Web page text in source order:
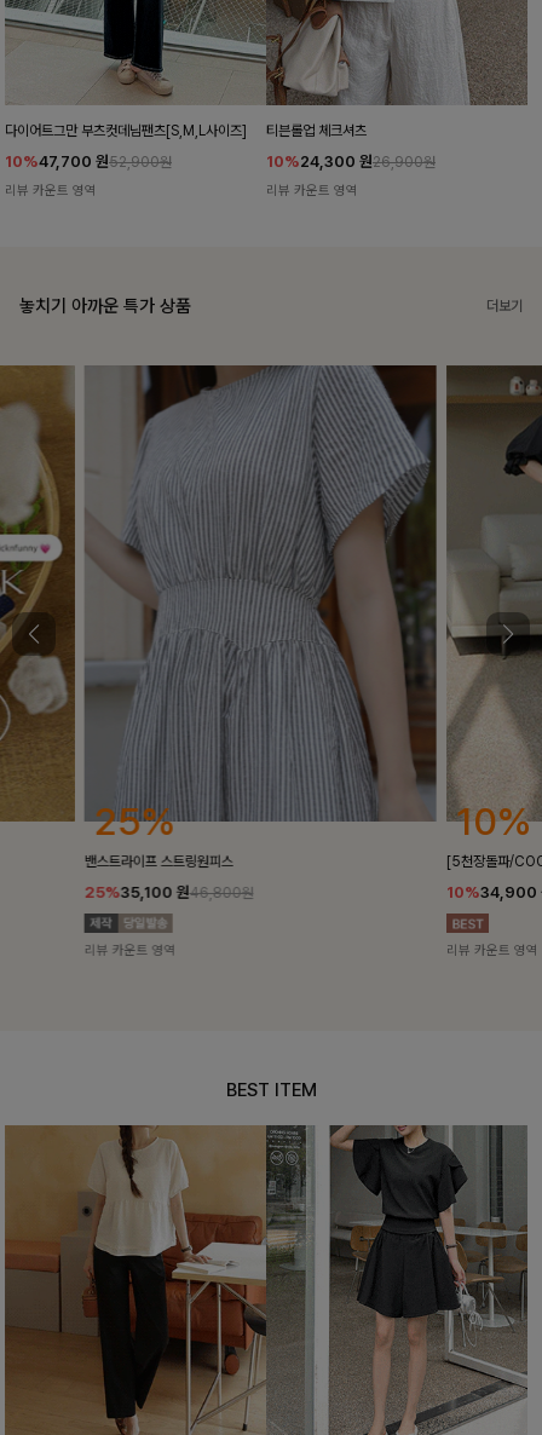
다이어트그만 부츠컷데님팬츠[S,M,L사이즈]
10%47,700 원52,900원
리뷰 카운트 영역
티븐롤업 체크셔츠
10%24,300 원26,900원
리뷰 카운트 영역
놓치기 아까운 특가 상품 더보기
10%
[5천장돌파/COOL]멜틴 퍼프블라우스
10%34,900원38,700원
리뷰 카운트 영역
18%
켄픈배색 스트
18%
리뷰 카운트 영
BEST ITEM